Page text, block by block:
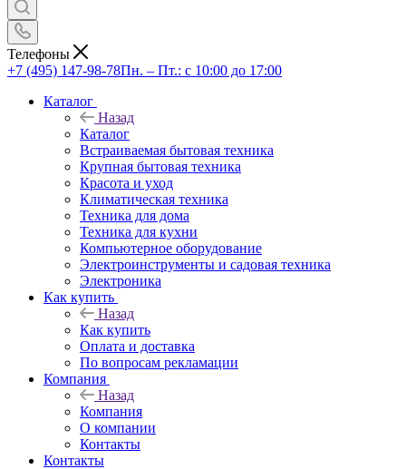
Телефоны
+7 (495) 147-98-78Пн. – Пт.: с 10:00 до 17:00
Каталог
Назад
Каталог
Встраиваемая бытовая техника
Крупная бытовая техника
Красота и уход
Климатическая техника
Техника для дома
Техника для кухни
Компьютерное оборудование
Электроинструменты и садовая техника
Электроника
Как купить
Назад
Как купить
Оплата и доставка
По вопросам рекламации
Компания
Назад
Компания
О компании
Контакты
Контакты